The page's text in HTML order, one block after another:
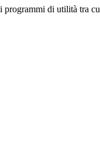
programmi di utilità tra